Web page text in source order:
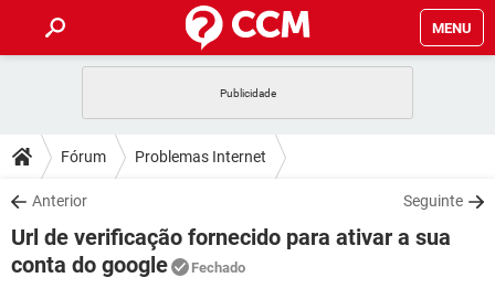
MENU
CELULAR FACEBOOK
OUTLOOK
INSTAGRAM GMAIL
GUIA DE COMPRAS
DICAS
JOGOS WHATSAPP
OUTLOOK
DOWNLOADS
JOGOS WHATSAPP
CELULAR
FÓRUM
Fórum Problemas Internet
Anterior Seguinte
Url de verificação fornecido para ativar a sua
conta do google
Fechado